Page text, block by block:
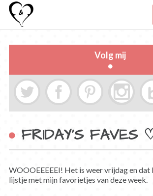
Volg mij
FRIDAY’S
WOOOEEEEEI! Het is weer vrijdag en dat
lijstje met mijn favorietjes van deze week.